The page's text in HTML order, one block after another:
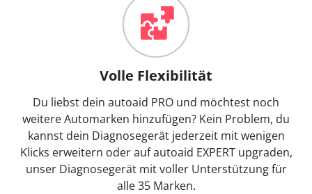
Volle Flexibilität
Du liebst dein autoaid PRO und möchtest noch
weitere Automarken hinzufügen? Kein Problem, du
kannst dein Diagnosegerät jederzeit mit wenigen
Klicks erweitern oder auf autoaid EXPERT upgraden,
unser Diagnosegerät mit voller Unterstützung für
alle 35 Marken.